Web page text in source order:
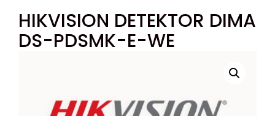
HIKVISION DETEKTOR DIMA
DS-PDSMK-E-WE